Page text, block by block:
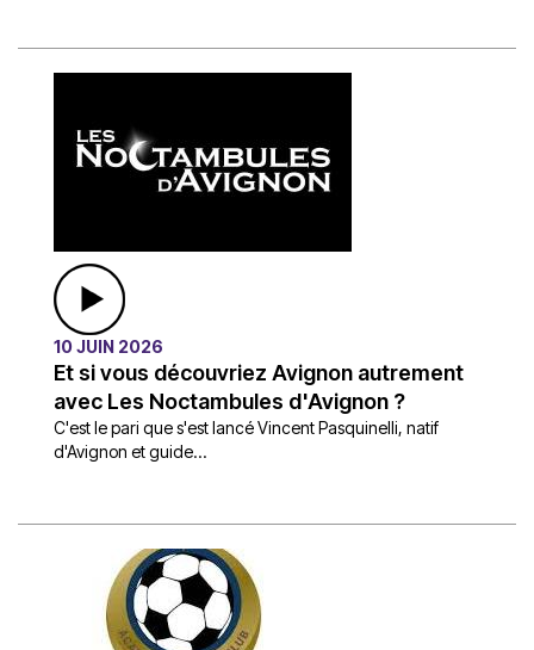
10 JUIN 2026
Et si vous découvriez Avignon autrement
avec Les Noctambules d'Avignon ?
C'est le pari que s'est lancé Vincent Pasquinelli, natif
d'Avignon et guide...